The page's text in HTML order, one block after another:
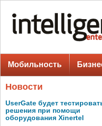
Мобильность
Новости
UserGate будет
решения при помощи
оборудования Xinertel